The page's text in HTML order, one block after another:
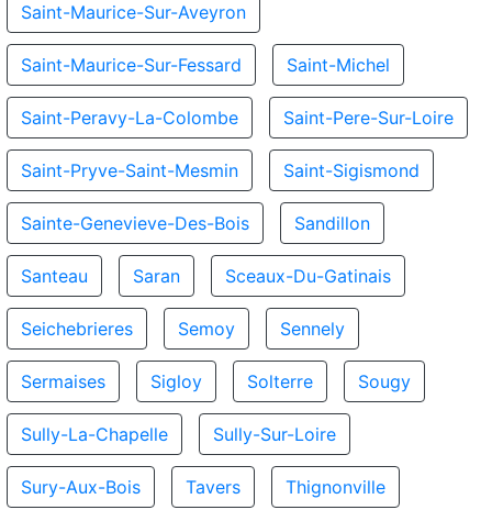
Saint-Maurice-Sur-Aveyron
Saint-Maurice-Sur-Fessard Saint-Michel
Saint-Peravy-La-Colombe Saint-Pere-Sur-Loire
Saint-Pryve-Saint-Mesmin Saint-Sigismond
Sainte-Genevieve-Des-Bois Sandillon
Santeau Saran Sceaux-Du-Gatinais
Seichebrieres Semoy Sennely
Sermaises Sigloy Solterre Sougy
Sully-La-Chapelle Sully-Sur-Loire
Sury-Aux-Bois Tavers Thignonville